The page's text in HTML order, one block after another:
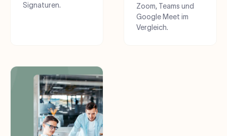
Signaturen.
Zoom, Teams und
Google Meet im
Vergleich.